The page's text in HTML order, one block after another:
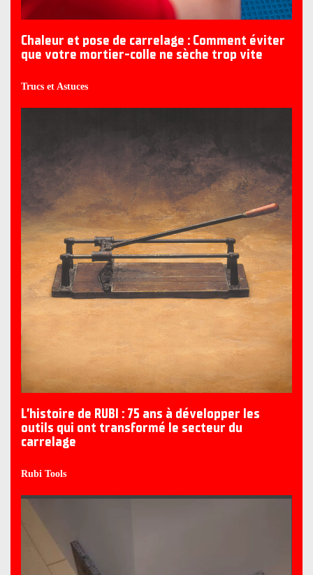
Chaleur et pose de carrelage : Comment éviter
que votre mortier-colle ne sèche trop vite
Trucs et Astuces
L’histoire de RUBI : 75 ans à développer les
outils qui ont transformé le secteur du
carrelage
Rubi Tools